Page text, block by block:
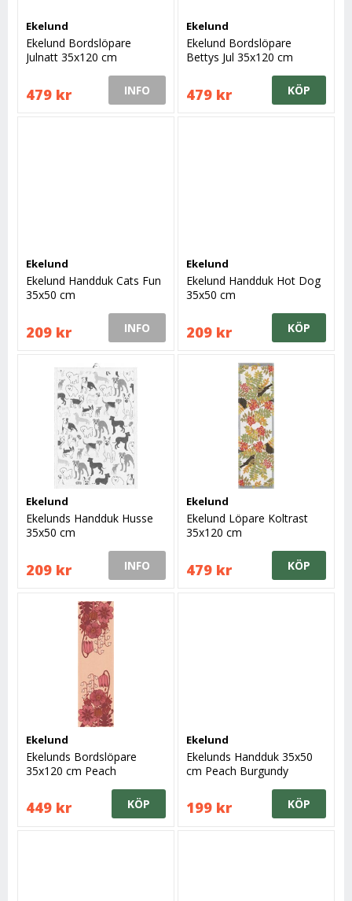
Ekelund
Ekelund Bordslöpare
Julnatt 35x120 cm
479 kr INFO
Ekelund
Ekelund Bordslöpare
Bettys Jul 35x120 cm
479 kr KÖP
Ekelund
Ekelund Handduk Cats Fun
35x50 cm
209 kr INFO
Ekelund
Ekelund Handduk Hot Dog
35x50 cm
209 kr KÖP
Ekelund
Ekelunds Handduk Husse
35x50 cm
209 kr INFO
Ekelund
Ekelund Löpare Koltrast
35x120 cm
479 kr KÖP
Ekelund
Ekelunds Bordslöpare
35x120 cm Peach
449 kr KÖP
Ekelund
Ekelunds Handduk 35x50
cm Peach Burgundy
199 kr KÖP